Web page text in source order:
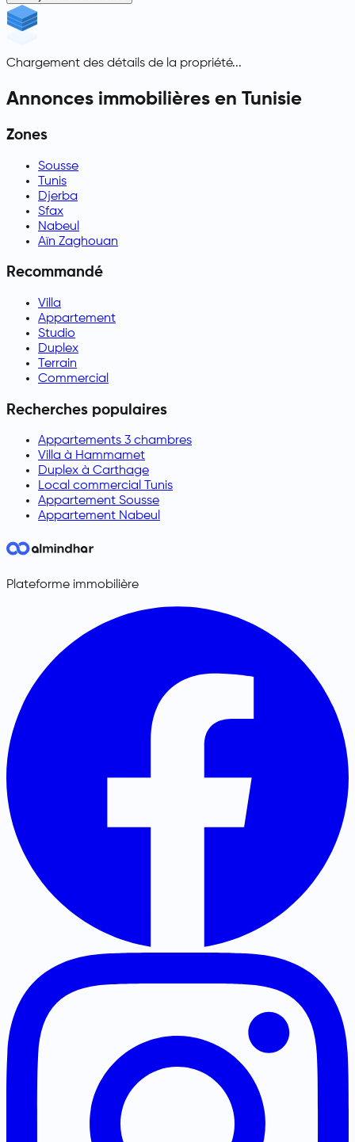
Chargement des détails de la propriété...
Annonces immobilières en Tunisie
Zones
Sousse
Tunis
Djerba
Sfax
Nabeul
Aïn Zaghouan
Recommandé
Villa
Appartement
Studio
Duplex
Terrain
Commercial
Recherches populaires
Appartements 3 chambres
Villa à Hammamet
Duplex à Carthage
Local commercial Tunis
Appartement Sousse
Appartement Nabeul
Plateforme immobilière